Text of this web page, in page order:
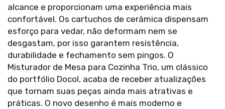
alcance e proporcionam uma experiência mais
confortável. Os cartuchos de cerâmica dispensam
esforço para vedar, não deformam nem se
desgastam, por isso garantem resistência,
durabilidade e fechamento sem pingos. O
Misturador de Mesa para Cozinha Trio, um clássico
do portfólio Docol, acaba de receber atualizações
que tornam suas peças ainda mais atrativas e
práticas. O novo desenho é mais moderno e